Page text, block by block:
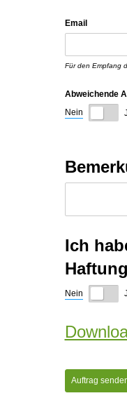
Email
Für den Empfang
Abweichende
Nein
Ich
Nein
Auftrag